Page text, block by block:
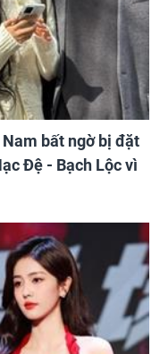
bất ngờ bị đặt
Đệ - Bạch Lộc vì